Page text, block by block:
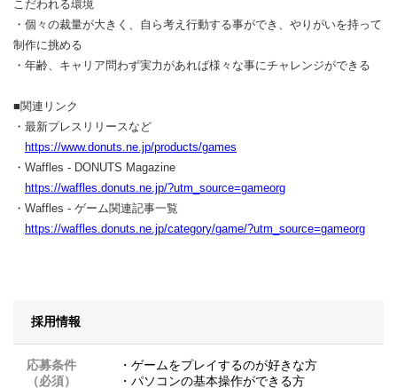
こだわれる環境
・個々の裁量が大きく、自ら考え行動する事ができ、やりがいを持って
制作に挑める
・年齢、キャリア問わず実力があれば様々な事にチャレンジができる
■関連リンク
・最新プレスリリースなど
https://www.donuts.ne.jp/products/games
・Waffles - DONUTS Magazine
https://waffles.donuts.ne.jp/?utm_source=gameorg
・Waffles - ゲーム関連記事一覧
https://waffles.donuts.ne.jp/category/game/?utm_source=gameorg
採用情報
応募条件
（必須）
・ゲームをプレイするのが好きな方
・パソコンの基本操作ができる方